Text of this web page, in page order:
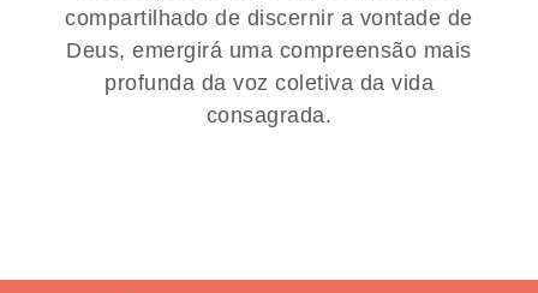
compartilhado de discernir a vontade de
Deus, emergirá uma compreensão mais
profunda da voz coletiva da vida
consagrada.